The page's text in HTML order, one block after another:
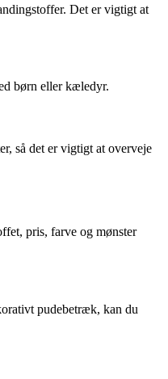
Det er vigtigt at
børn eller kæledyr.
så det er vigtigt at overveje
pris, farve og mønster
pudebetræk, kan du